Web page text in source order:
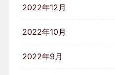
2022年12月
2022年10月
2022年9月